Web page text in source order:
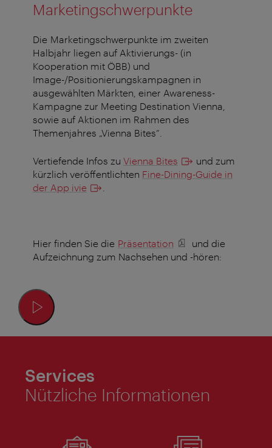
Marketingschwerpunkte
Die Marketingschwerpunkte im zweiten
Halbjahr liegen auf Aktivierungs- (in
Kooperation mit ÖBB) und
Image-/Positionierungskampagnen in
ausgewählten Märkten, einer Awareness-
Kampagne zur Meeting Destination Vienna,
sowie auf Aktionen im Rahmen des
Themenjahres „Vienna Bites“.
Vertiefende Infos zu Vienna Bites
und zum
kürzlich veröffentlichten Fine-Dining-Guide in
der App ivie
Hier finden Sie die Präsentation
und die
Aufzeichnung zum Nachsehen und -hören:
Services
Nützliche Informationen